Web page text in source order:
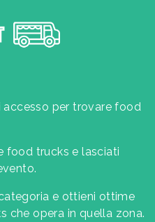
per trovare food
food trucks e lasciati
e ottieni ottime
che opera in quella zona.